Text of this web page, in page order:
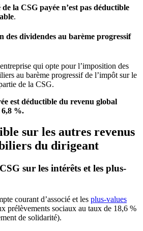
la CSG payée n’est pas déductible
.
des dividendes au barème progressif
qui opte pour l’imposition des
au barème progressif de l’impôt sur le
de la CSG.
est déductible du revenu global
%.
sur les autres revenus
du dirigeant
sur les intérêts et les plus-
courant d’associé et les plus-values
prélèvements sociaux au taux de 18,6 %
de solidarité).